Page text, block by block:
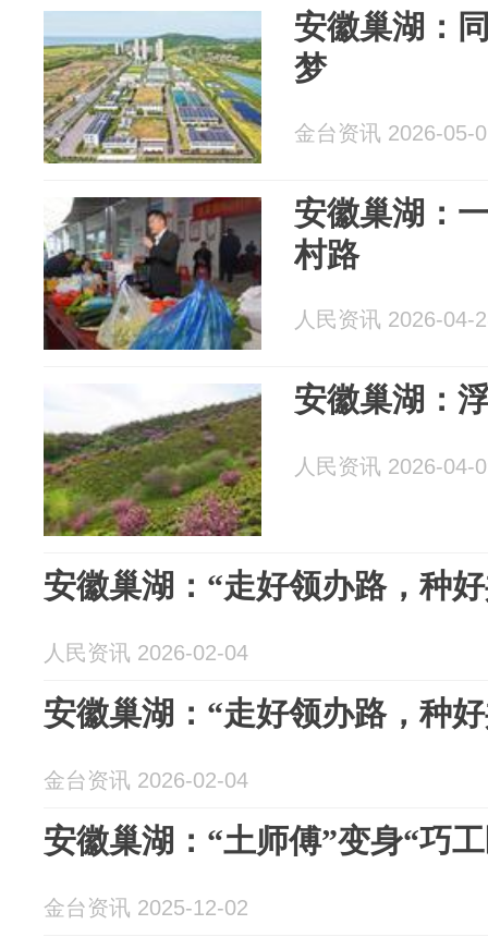
安徽巢湖：
梦
金台资讯 2026-05-
安徽巢湖：
村路
人民资讯 2026-04-
安徽巢湖：
人民资讯 2026-04-
安徽巢湖：“走好领办路，种
人民资讯 2026-02-04
安徽巢湖：“走好领办路，种
金台资讯 2026-02-04
安徽巢湖：“土师傅”变身“巧
金台资讯 2025-12-02